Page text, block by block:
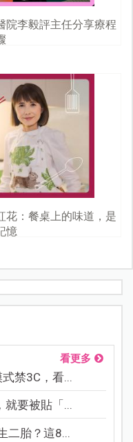
院李毅評主任分享療程
花：餐桌上的味道，是
憶
看更多
禁3C，看...
就要被貼「...
二胎？這8...